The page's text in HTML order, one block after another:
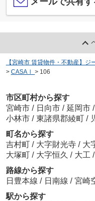
【宮崎市 賃貸物件・不動産】ジ
> CASAⅠ > 106
市区町村から探す
宮崎市 / 日向市 / 延岡市 /
小林市 / 東諸県郡綾町 /
町名から探す
吉村町 / 大字財光寺 / 大
大塚町 / 大字恒久 / 大工 /
路線から探す
日豊本線 / 日南線 / 宮崎
駅から探す